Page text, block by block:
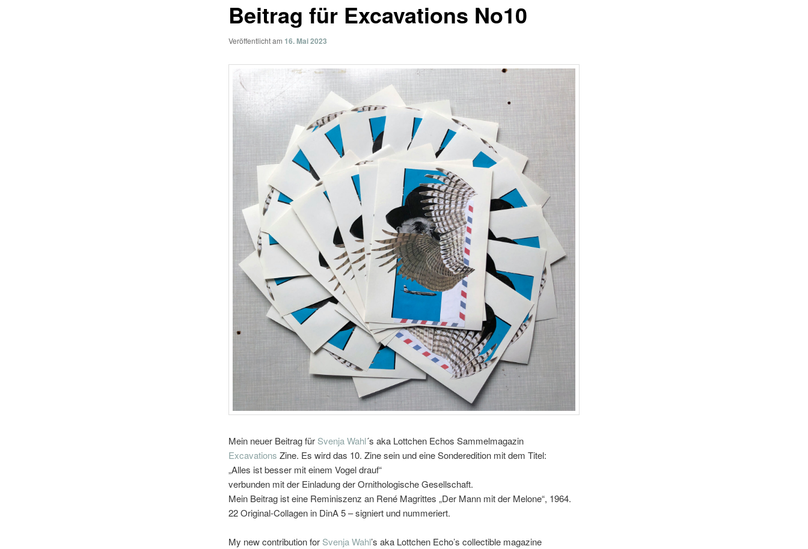
Beitrag für Excavations No10
Veröffentlicht am 16. Mai 2023
Mein neuer Beitrag für Svenja Wahl´s aka Lottchen Echos Sammelmagazin
Excavations Zine. Es wird das 10. Zine sein und eine Sonderedition mit dem Titel:
„Alles ist besser mit einem Vogel drauf“
verbunden mit der Einladung der Ornithologische Gesellschaft.
Mein Beitrag ist eine Reminiszenz an René Magrittes „Der Mann mit der Melone“, 1964.
22 Original-Collagen in DinA 5 – signiert und nummeriert.
My new contribution for Svenja Wahl’s aka Lottchen Echo’s collectible magazine